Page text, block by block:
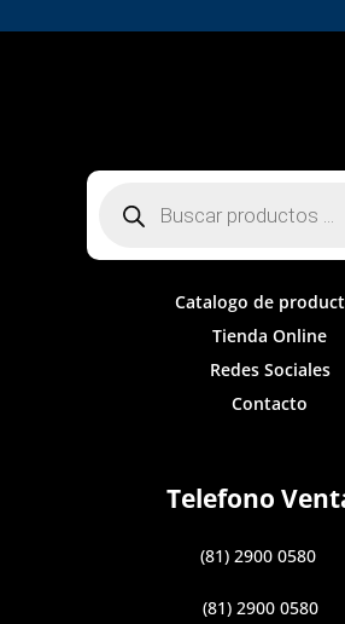
productos
Catalogo de
Tienda Online
Redes Sociales
Contacto
Telefono
(81) 2900 0580
(81) 2900 0580